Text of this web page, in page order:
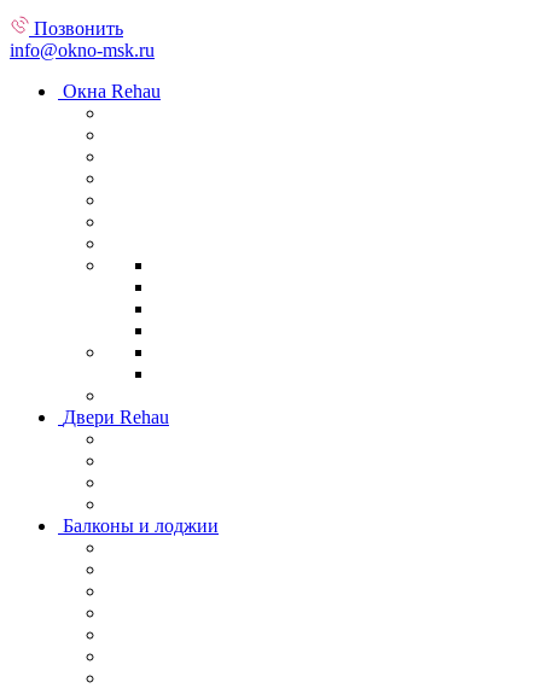
Позвонить
info@okno-msk.ru
Окна Rehau
Двери Rehau
Балконы и лоджии